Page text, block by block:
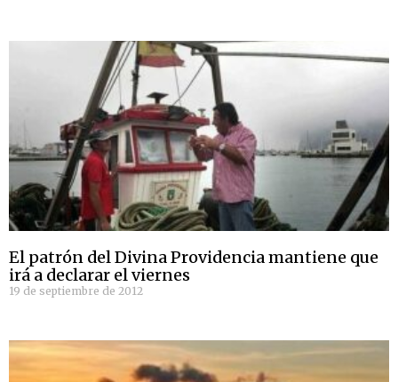
El patrón del Divina Providencia mantiene que
irá a declarar el viernes
19 de septiembre de 2012